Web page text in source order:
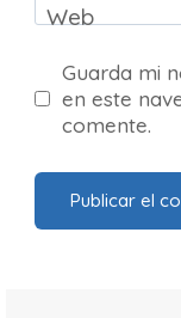
Web
Guarda mi
en este
comente.